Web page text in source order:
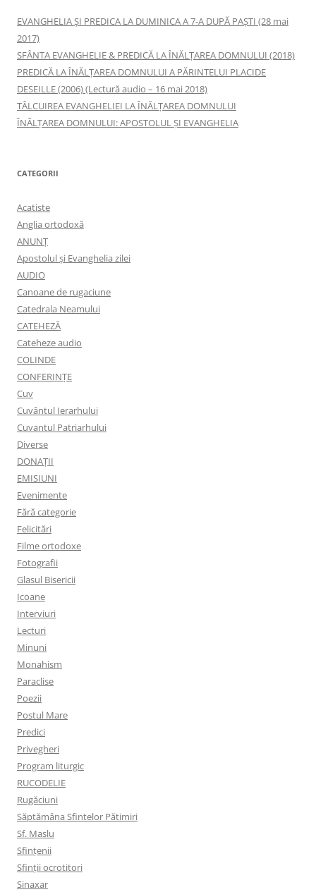
EVANGHELIA ȘI PREDICA LA DUMINICA A 7-A DUPĂ PAȘTI (28 mai
2017)
SFÂNTA EVANGHELIE & PREDICĂ LA ÎNĂLŢAREA DOMNULUI (2018)
PREDICĂ LA ÎNĂLŢAREA DOMNULUI A PĂRINTELUI PLACIDE
DESEILLE (2006) (Lectură audio – 16 mai 2018)
TÂLCUIREA EVANGHELIEI LA ÎNĂLŢAREA DOMNULUI
ÎNĂLŢAREA DOMNULUI: APOSTOLUL ȘI EVANGHELIA
CATEGORII
Acatiste
Anglia ortodoxă
ANUNŢ
Apostolul şi Evanghelia zilei
AUDIO
Canoane de rugaciune
Catedrala Neamului
CATEHEZĂ
Cateheze audio
COLINDE
CONFERINȚE
Cuv
Cuvântul Ierarhului
Cuvantul Patriarhului
Diverse
DONAȚII
EMISIUNI
Evenimente
Fără categorie
Felicitări
Filme ortodoxe
Fotografii
Glasul Bisericii
Icoane
Interviuri
Lecturi
Minuni
Monahism
Paraclise
Poezii
Postul Mare
Predici
Privegheri
Program liturgic
RUCODELIE
Rugăciuni
Săptămâna Sfintelor Pătimiri
Sf. Maslu
Sfințenii
Sfinții ocrotitori
Sinaxar